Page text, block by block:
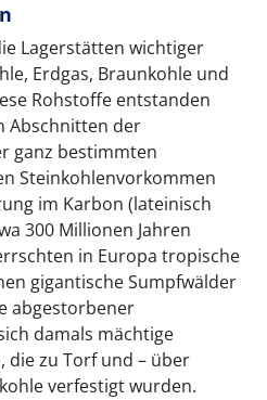
Lagerstätten wichtiger
Erdgas, Braunkohle und
Rohstoffe entstanden
Abschnitten der
ganz bestimmten
Steinkohlenvorkommen
im Karbon (lateinisch
300 Millionen Jahren
in Europa tropische
gigantische Sumpfwälder
abgestorbener
damals mächtige
die zu Torf und – über
verfestigt wurden.